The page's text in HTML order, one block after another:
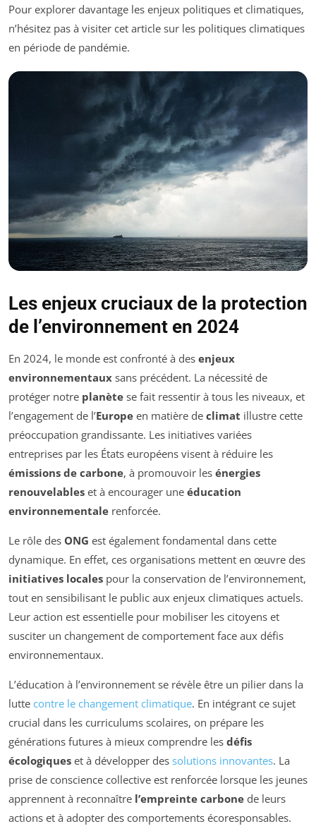
Pour explorer davantage les enjeux politiques et climatiques,
n’hésitez pas à visiter cet article sur les politiques climatiques
en période de pandémie.
Les enjeux cruciaux de la protection
de l’environnement en 2024
En 2024, le monde est confronté à des enjeux
environnementaux sans précédent. La nécessité de
protéger notre planète se fait ressentir à tous les niveaux, et
l’engagement de l’Europe en matière de climat illustre cette
préoccupation grandissante. Les initiatives variées
entreprises par les États européens visent à réduire les
émissions de carbone, à promouvoir les énergies
renouvelables et à encourager une éducation
environnementale renforcée.
Le rôle des ONG est également fondamental dans cette
dynamique. En effet, ces organisations mettent en œuvre des
initiatives locales pour la conservation de l’environnement,
tout en sensibilisant le public aux enjeux climatiques actuels.
Leur action est essentielle pour mobiliser les citoyens et
susciter un changement de comportement face aux défis
environnementaux.
L’éducation à l’environnement se révèle être un pilier dans la
lutte contre le changement climatique. En intégrant ce sujet
crucial dans les curriculums scolaires, on prépare les
générations futures à mieux comprendre les défis
écologiques et à développer des solutions innovantes. La
prise de conscience collective est renforcée lorsque les jeunes
apprennent à reconnaître l’empreinte carbone de leurs
actions et à adopter des comportements écoresponsables.